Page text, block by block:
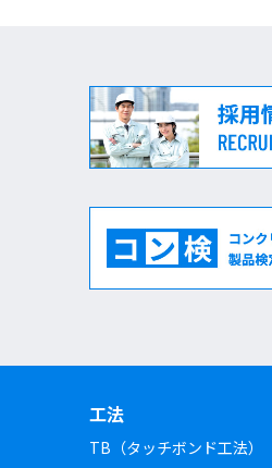
工法
TB（タッチボンド工法）